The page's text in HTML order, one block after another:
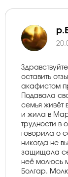
оставить
акафистом
Подавала
семья живёт
и жила в
трудности в
говорила о
никогда не
защищала
неё молюсь
Болгар.